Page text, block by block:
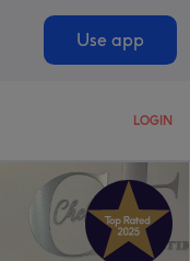
Use app
LOGIN